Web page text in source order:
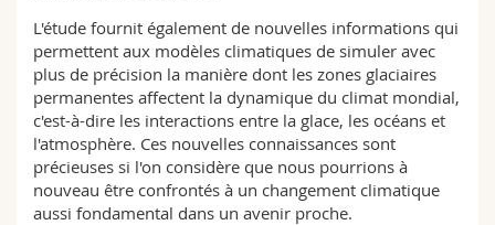
L'étude fournit également de nouvelles informations qui
permettent aux modèles climatiques de simuler avec
plus de précision la manière dont les zones glaciaires
permanentes affectent la dynamique du climat mondial,
c'est-à-dire les interactions entre la glace, les océans et
l'atmosphère. Ces nouvelles connaissances sont
précieuses si l'on considère que nous pourrions à
nouveau être confrontés à un changement climatique
aussi fondamental dans un avenir proche.